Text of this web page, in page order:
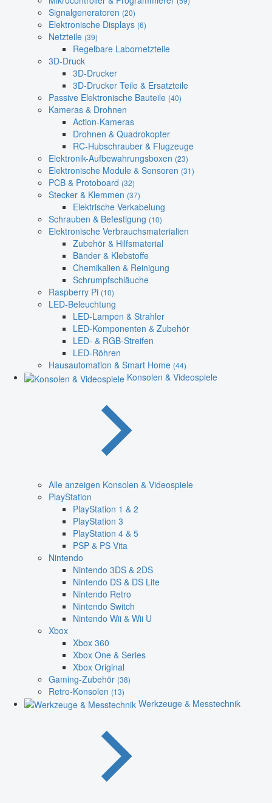
Signalgeneratoren (20)
Elektronische Displays (6)
Netzteile (39)
Regelbare Labornetzteile
3D-Druck
3D-Drucker
3D-Drucker Teile & Ersatzteile
Passive Elektronische Bauteile (40)
Kameras & Drohnen
Action-Kameras
Drohnen & Quadrokopter
RC-Hubschrauber & Flugzeuge
Elektronik-Aufbewahrungsboxen (23)
Elektronische Module & Sensoren (31)
PCB & Protoboard (32)
Stecker & Klemmen (37)
Elektrische Verkabelung
Schrauben & Befestigung (10)
Elektronische Verbrauchsmaterialien
Zubehör & Hilfsmaterial
Bänder & Klebstoffe
Chemikalien & Reinigung
Schrumpfschläuche
Raspberry Pi (10)
LED-Beleuchtung
LED-Lampen & Strahler
LED-Komponenten & Zubehör
LED- & RGB-Streifen
LED-Röhren
Hausautomation & Smart Home (44)
Konsolen & Videospiele
Alle anzeigen Konsolen & Videospiele
PlayStation
PlayStation 1 & 2
PlayStation 3
PlayStation 4 & 5
PSP & PS Vita
Nintendo
Nintendo 3DS & 2DS
Nintendo DS & DS Lite
Nintendo Retro
Nintendo Switch
Nintendo Wii & Wii U
Xbox
Xbox 360
Xbox One & Series
Xbox Original
Gaming-Zubehör (38)
Retro-Konsolen (13)
Werkzeuge & Messtechnik